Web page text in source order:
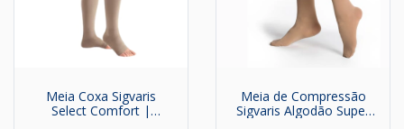
Meia Coxa Sigvaris
Select Comfort |
Meia de Compressão
Sigvaris Algodão Super